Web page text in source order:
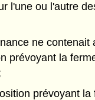
l'une ou l'autre
ne contenait
prévoyant la
prévoyant la